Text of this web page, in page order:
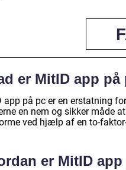
er MitID app på
app på pc er en erstatning
en nem og sikker måde
ved hjælp af en to-
er MitID